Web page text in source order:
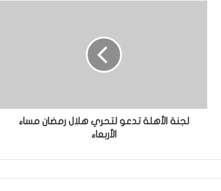
توقع عواصف رعدية قوية على جنوب
غرب موريتانيا وشمال السنغال
الإخباري ينشر بيان مجلس الوزراء
لجنة الأهلة تدعو لتحري هلال رمضان مساء
الأربعاء